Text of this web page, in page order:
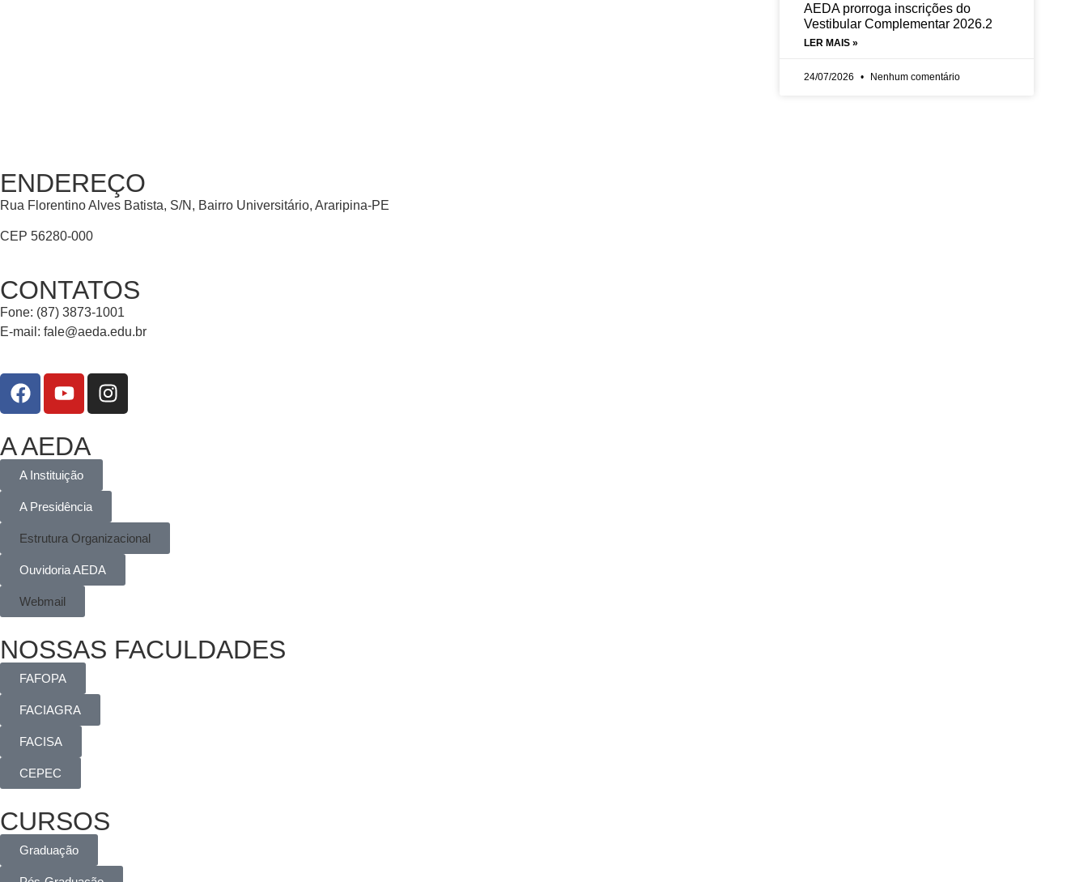
AEDA prorroga inscrições do
Vestibular Complementar 2026.2
LER MAIS »
24/07/2026 Nenhum comentário
ENDEREÇO
Rua Florentino Alves Batista, S/N, Bairro Universitário, Araripina-PE
CEP 56280-000
CONTATOS
Fone: (87) 3873-1001
E-mail: fale@aeda.edu.br
A AEDA
A Instituição
A Presidência
Estrutura Organizacional
Ouvidoria AEDA
Webmail
NOSSAS FACULDADES
FAFOPA
FACIAGRA
FACISA
CEPEC
CURSOS
Graduação